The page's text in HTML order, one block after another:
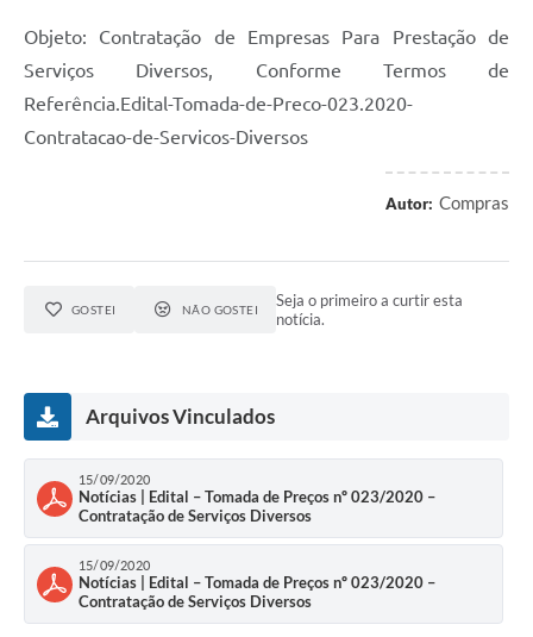
Objeto: Contratação de Empresas Para Prestação de
Serviços Diversos, Conforme Termos de
Referência.Edital-Tomada-de-Preco-023.2020-
Contratacao-de-Servicos-Diversos
Autor: Compras
GOSTEI NÃO GOSTEI
Seja o primeiro a curtir esta
notícia.
Arquivos Vinculados
15/09/2020
Notícias | Edital – Tomada de Preços nº 023/2020 –
Contratação de Serviços Diversos
15/09/2020
Notícias | Edital – Tomada de Preços nº 023/2020 –
Contratação de Serviços Diversos